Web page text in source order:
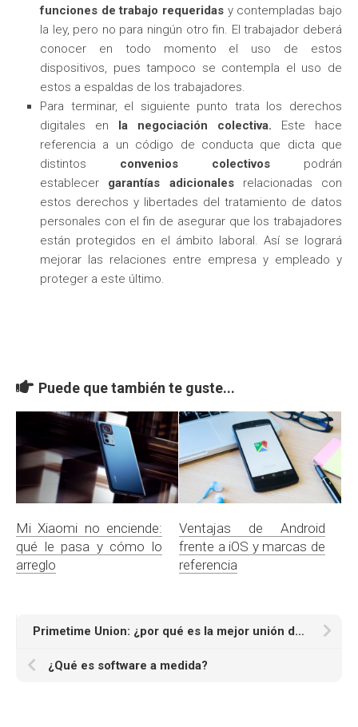
funciones de trabajo requeridas y contempladas bajo
la ley, pero no para ningún otro fin. El trabajador deberá
conocer en todo momento el uso de estos
dispositivos, pues tampoco se contempla el uso de
estos a espaldas de los trabajadores.
Para terminar, el siguiente punto trata los derechos
digitales en la negociación colectiva. Este hace
referencia a un código de conducta que dicta que
distintos convenios colectivos podrán
establecer garantías adicionalesrelacionadas con
estos derechos y libertades del tratamiento de datos
personales con el fin de asegurar que los trabajadores
están protegidos en el ámbito laboral. Así se logrará
mejorar las relaciones entre empresa y empleado y
proteger a este último.
Puede que también te guste...
Mi Xiaomi no enciende:
qué le pasa y cómo lo
arreglo
Ventajas de Android
frente a iOS y marcas de
referencia
Primetime Union: ¿por qué es la mejor unión de póker?
¿Qué es software a medida?